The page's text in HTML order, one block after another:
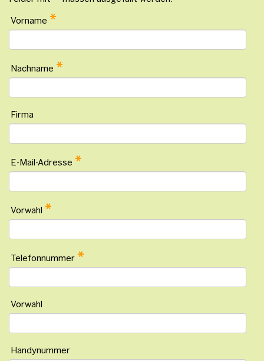
Vorname *
Nachname *
Firma
E-Mail-Adresse *
Vorwahl *
Telefonnummer *
Vorwahl
Handynummer